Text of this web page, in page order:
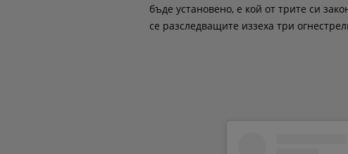
бъде установено, е кой от трите си
се разследващите иззеха три